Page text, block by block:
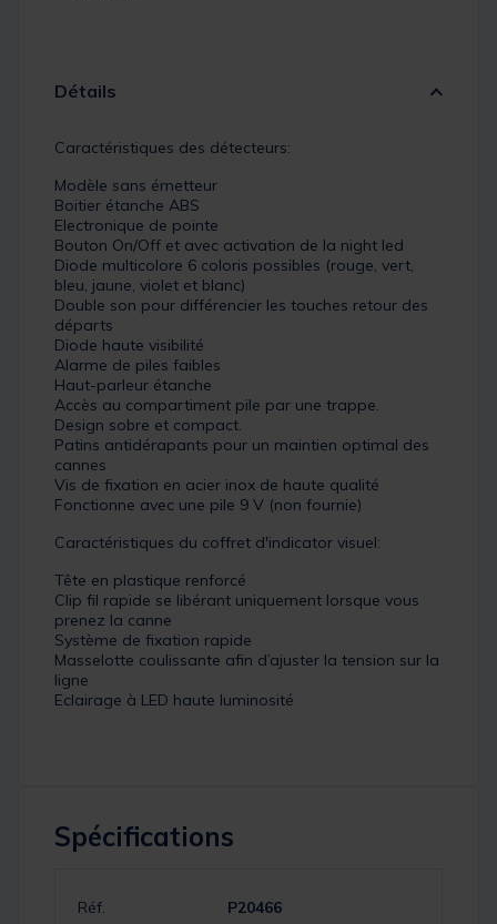
Détails
Caractéristiques des détecteurs:
Modèle sans émetteur
Boitier étanche ABS
Electronique de pointe
Bouton On/Off et avec activation de la night led
Diode multicolore 6 coloris possibles (rouge, vert,
bleu, jaune, violet et blanc)
Double son pour différencier les touches retour des
départs
Diode haute visibilité
Alarme de piles faibles
Haut-parleur étanche
Accès au compartiment pile par une trappe.
Design sobre et compact.
Patins antidérapants pour un maintien optimal des
cannes
Vis de fixation en acier inox de haute qualité
Fonctionne avec une pile 9 V (non fournie)
Caractéristiques du coffret d'indicator visuel:
Tête en plastique renforcé
Clip fil rapide se libérant uniquement lorsque vous
prenez la canne
Système de fixation rapide
Masselotte coulissante afin d’ajuster la tension sur la
ligne
Eclairage à LED haute luminosité
Spécifications
Réf. P20466